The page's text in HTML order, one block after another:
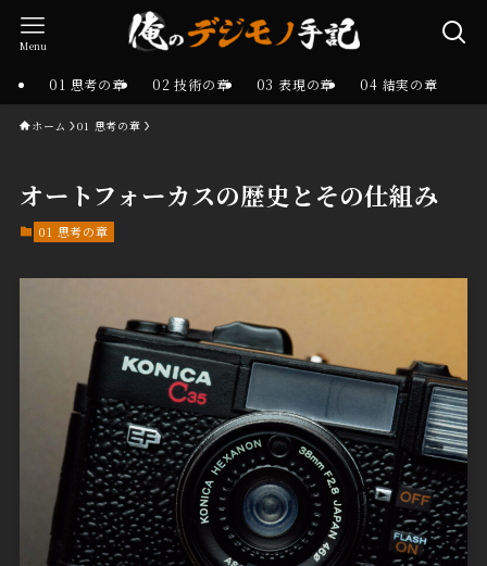
Menu
01 思考の章 02 技術の章 03 表現の章 04 結実の章
ホーム 01 思考の章
オートフォーカスの歴史とその仕組み
01 思考の章